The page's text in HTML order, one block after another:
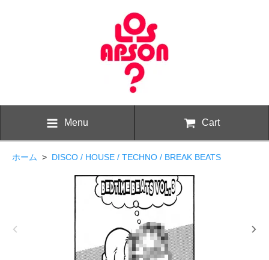
Menu Cart
ホーム > DISCO / HOUSE / TECHNO / BREAK BEATS